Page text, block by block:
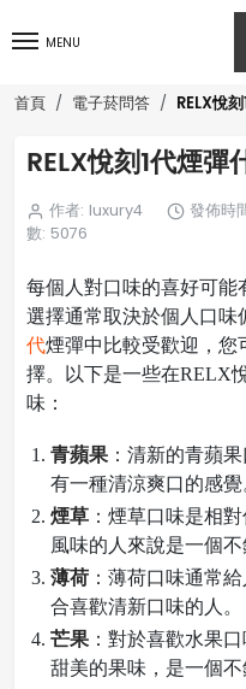
MENU
首頁 電子菸問答 RELX悅
RELX悅刻1代煙彈
作者: luxury4 發佈時
數: 5076
每個人對口味的喜好可能
選擇通常取決於個人口味
代煙彈中比較受歡迎，您
擇。以下是一些在RELX
味：
青蘋果 ：清新的青蘋
有一種清涼爽口的感覺
煙草 ：煙草口味是相
風味的人來說是一個不
薄荷 ：薄荷口味通常
合喜歡清新口味的人。
芒果 ：對於喜歡水果
甜美的果味，是一個不